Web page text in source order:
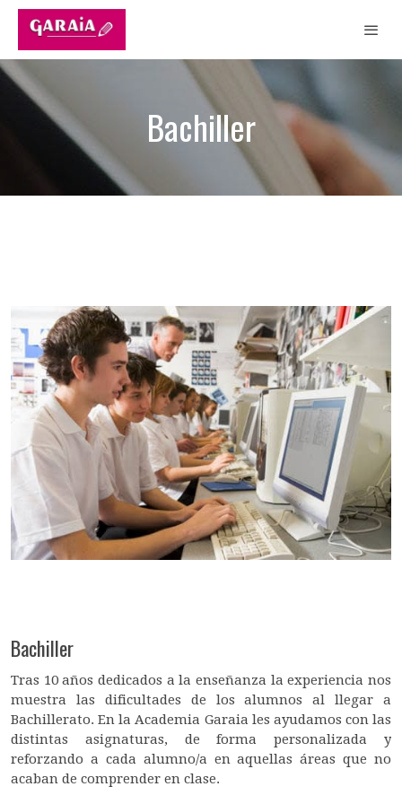
Bachiller
Bachiller
Tras 10 años dedicados a la enseñanza la experiencia nos
muestra las dificultades de los alumnos al llegar a
Bachillerato. En la Academia Garaia les ayudamos con las
distintas asignaturas, de forma personalizada y
reforzando a cada alumno/a en aquellas áreas que no
acaban de comprender en clase.